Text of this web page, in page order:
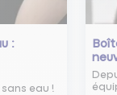
:
eau !